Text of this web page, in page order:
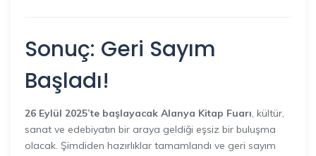
Sonuç: Geri Sayım
Başladı!
26 Eylül 2025’te başlayacak Alanya Kitap Fuarı, kültür,
sanat ve edebiyatın bir araya geldiği eşsiz bir buluşma
olacak. Şimdiden hazırlıklar tamamlandı ve geri sayım